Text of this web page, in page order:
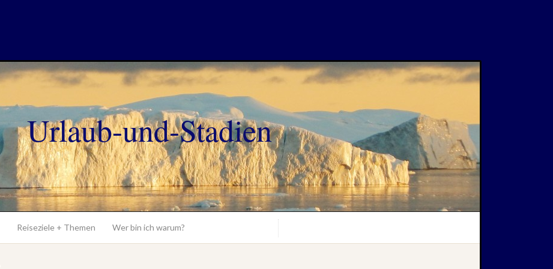
Urlaub-und-Stadien
Reiseziele + Themen Wer bin ich warum?